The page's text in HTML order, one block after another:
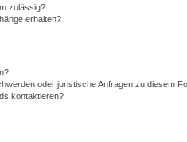
zulässig?
erhalten?
oder juristische Anfragen zu diesem
kontaktieren?